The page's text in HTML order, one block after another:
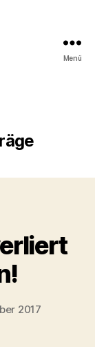
Menü
2017